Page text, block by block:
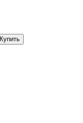
Купить